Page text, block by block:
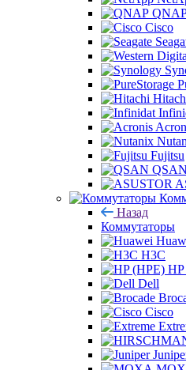
Cisco
Fujitsu
QSAN
Назад
Коммутаторы
H3C
Dell
Cisco